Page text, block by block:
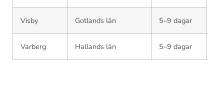
Visby Gotlands län 5–9 dagar
Varberg Hallands län 5–9 dagar